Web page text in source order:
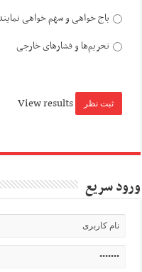
باج خواهی و سهم خواهی
تحریم‌ها و فشارهای خارجی
View results
ورود سریع